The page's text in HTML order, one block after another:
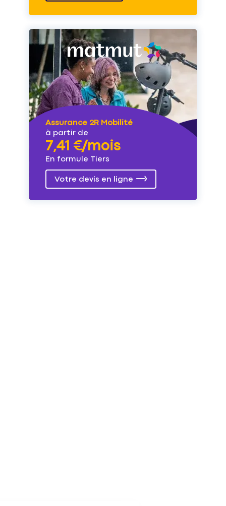
Assurance 2R Mobilité
à partir de
7,41 €/mois
En formule Tiers
Votre devis en ligne